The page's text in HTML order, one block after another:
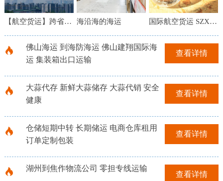
【航空货运】跨省急件 当日达 上海空运 6小时到港 海沿海的海运 国际航空货运 SZX直飞BKK空运到机场时效快渠道稳
佛山海运 到海防海运 佛山建翔国际海
运 集装箱出口运输
查看详情
大蒜代存 新鲜大蒜储存 大蒜代销 安全
健康
查看详情
仓储短期中转 长期储运 电商仓库租用
订单定制包装
查看详情
湖州到焦作物流公司 零担专线运输
查看详情